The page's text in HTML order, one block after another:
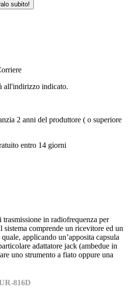
subito!
all'indirizzo indicato.
2 anni del produttore ( o superiore
entro 14 giorni
in radiofrequenza per
comprende un ricevitore ed un
applicando un’apposita capsula
adattatore jack (ambedue in
uno strumento a fiato oppure una
816D